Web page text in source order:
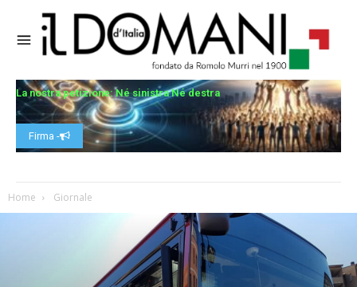
La nostra petizione: Né sinistra Né destra
Firma -
Home Giornale